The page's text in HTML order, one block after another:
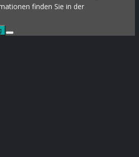
finden Sie in der